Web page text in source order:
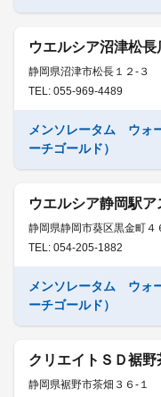
ウエルシア沼津松長
静岡県沼津市松長１２-３
TEL: 055-969-4489
メンソレータム ウォ
ーチゴールド）
ウエルシア静岡駅ア
静岡県静岡市葵区黒金町４
TEL: 054-205-1882
メンソレータム ウォ
ーチゴールド）
クリエイトＳＤ裾野
静岡県裾野市茶畑３６-１